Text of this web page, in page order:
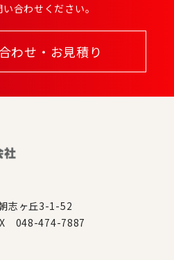
合わせください。
わせ・お見積り
志ヶ丘3-1-52
048-474-7887